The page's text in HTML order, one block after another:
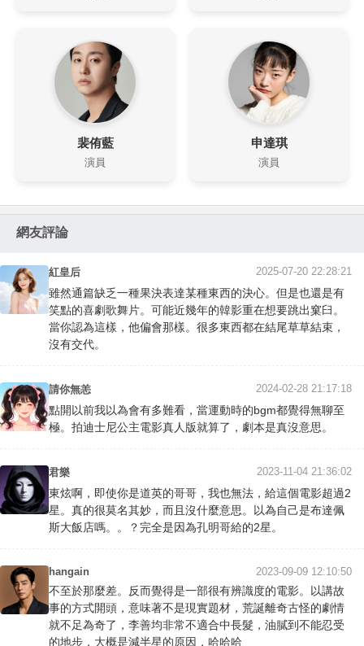
裴侑藍
演員
申達琪
演員
網友評論
紅皇后 2025-07-20 22:28:21
雖然通篇缺乏一種果決表達某種東西的決心。但是也還是有
笑點的喜劇歌舞片。可能近幾年的韓影重在想要跳出窠臼。
當你認為這樣，他偏會那樣。很多東西都在結尾草草結束，
沒有交代。
請你無恙 2024-02-28 21:17:18
點開以前我以為會有多難看，當運動時的bgm都覺得無聊至
極。拍迪士尼公主電影真人版就算了，劇本是真沒意思。
君樂 2023-11-04 21:36:02
東炫啊，即使你是道英的哥哥，我也無法，給這個電影超過2
星。真的很莫名其妙，而且沒什麼意思。以為自己是布達佩
斯大飯店嗎。。？完全是因為孔明哥給的2星。
hangain 2023-09-09 12:10:50
不至於那麼差。反而覺得是一部很有辨識度的電影。以講故
事的方式開頭，意味著不是現實題材，荒誕離奇古怪的劇情
就不足為奇了，李善均非常不適合中長髮，油膩到不能忍受
的地步，大概是減半星的原因，哈哈哈